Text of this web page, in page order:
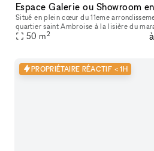
Situé en plein cœur du 11eme
quartier saint Ambroise à la lisière du
et du quartier Rue saint Maur (espace des
50 m2
PROPRIÉTAIRE RÉACTIF < 1H